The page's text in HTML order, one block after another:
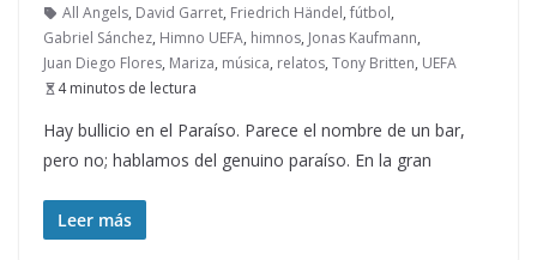
All Angels, David Garret, Friedrich Händel, fútbol,
Gabriel Sánchez, Himno UEFA, himnos, Jonas Kaufmann,
Juan Diego Flores, Mariza, música, relatos, Tony Britten, UEFA
4 minutos de lectura
Hay bullicio en el Paraíso. Parece el nombre de un bar,
pero no; hablamos del genuino paraíso. En la gran
Leer más